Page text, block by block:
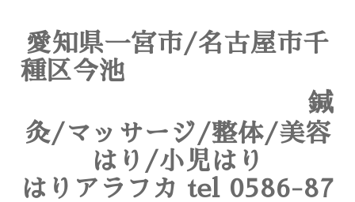
愛知県一宮市/名古屋市千
種区今池
鍼
灸/マッサージ/整体/美容
はり/小児はり
はりアラフカ tel 0586-87